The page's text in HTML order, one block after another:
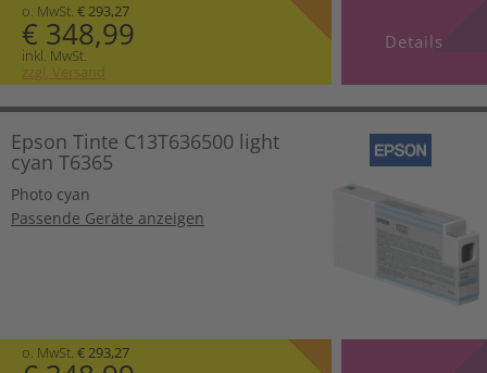
o. MwSt. € 293,27
€ 348,99
inkl. MwSt.
zzgl. Versand
Details
Epson Tinte C13T636500 light
cyan T6365
Photo cyan
Passende Geräte anzeigen
o. MwSt. € 293,27